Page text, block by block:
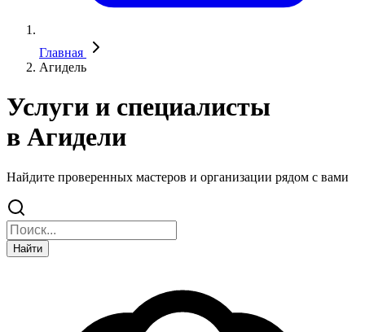
Главная
Агидель
Услуги и специалисты
в Агидели
Найдите проверенных мастеров и организации рядом с вами
Найти